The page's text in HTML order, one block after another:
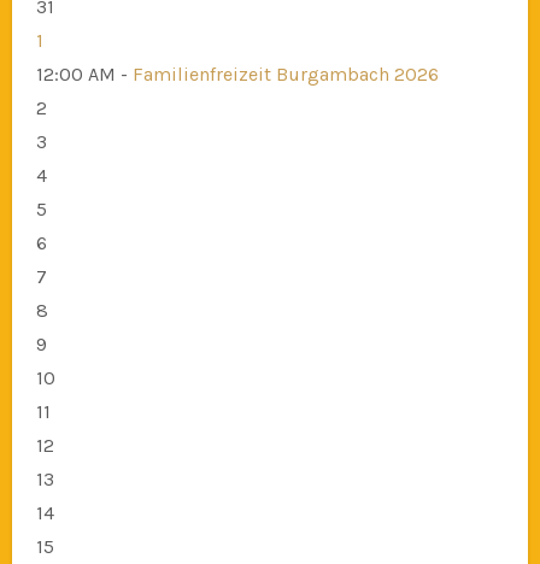
31
1
12:00 AM - Familienfreizeit Burgambach 2026
2
3
4
5
6
7
8
9
10
11
12
13
14
15